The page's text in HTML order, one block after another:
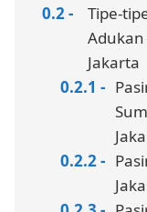
Tipe-
Adukan
Jakarta